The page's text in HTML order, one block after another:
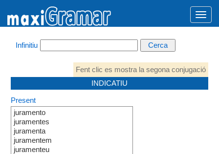
Infinitiu
Fent clic es mostra la segona conjugació
INDICATIU
Present
juramento
juramentes
juramenta
juramentem
juramenteu